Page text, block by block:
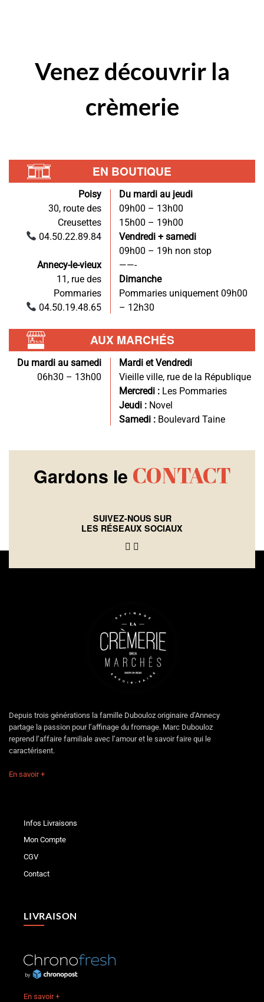
Venez découvrirla
crèmerie
EN BOUTIQUE
Poisy
30, route des
Creusettes
04.50.22.89.84
Annecy-le-vieux
11, rue des
Pommaries
04.50.19.48.65
Du mardi au jeudi
09h00 – 13h00
15h00 – 19h00
Vendredi + samedi
09h00 – 19h non stop
——-
Dimanche
Pommaries uniquement 09h00
– 12h30
AUX MARCHÉS
Du mardi au samedi
06h30 – 13h00
Mardi et Vendredi
Vieille ville, rue de la République
Mercredi : Les Pommaries
Jeudi : Novel
Samedi : Boulevard Taine
Gardons le CONTACT
SUIVEZ-NOUS SUR
LES RÉSEAUX SOCIAUX
Depuis trois générations la famille Dubouloz originaire d’Annecy
partage la passion pour l’affinage du fromage. Marc Dubouloz
reprend l’affaire familiale avec l’amour et le savoir faire qui le
caractérisent.
En savoir +
Infos Livraisons
Mon Compte
CGV
Contact
LIVRAISON
En savoir +